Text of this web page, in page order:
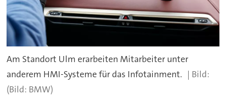
Am Standort Ulm erarbeiten Mitarbeiter unter
anderem HMI-Systeme für das Infotainment.
(Bild: BMW)